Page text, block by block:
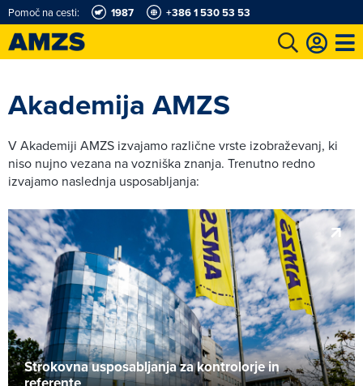
Pomoč na cesti: 1987 +386 1 530 53 53
Akademija AMZS
V Akademiji AMZS izvajamo različne vrste izobraževanj, ki
niso nujno vezana na vozniška znanja. Trenutno redno
izvajamo naslednja usposabljanja:
Strokovna usposabljanja za kontrolorje in